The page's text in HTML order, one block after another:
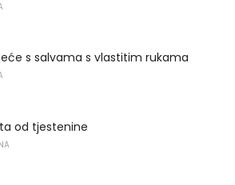
s salvama s vlastitim rukama
od tjestenine